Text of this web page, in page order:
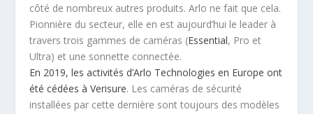
côté de nombreux autres produits. Arlo ne fait que cela.
Pionnière du secteur, elle en est aujourd’hui le leader à
travers trois gammes de caméras (Essential, Pro et
Ultra) et une sonnette connectée.
En 2019, les activités d’Arlo Technologies en Europe ont
été cédées à Verisure. Les caméras de sécurité
installées par cette dernière sont toujours des modèles